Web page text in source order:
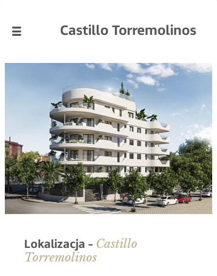
Castillo Torremolinos
Lokalizacja - Castillo
Torremolinos